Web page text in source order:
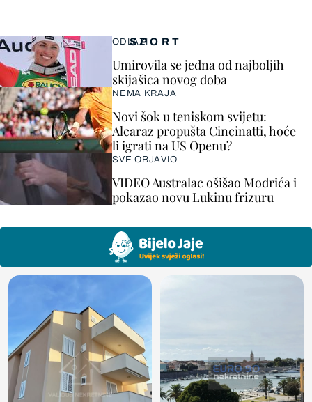
SPORT
ODLAZI
Umirovila se jedna od najboljih
skijašica novog doba
NEMA KRAJA
Novi šok u teniskom svijetu:
Alcaraz propušta Cincinatti, hoće
li igrati na US Openu?
SVE OBJAVIO
VIDEO Australac ošišao Modrića i
pokazao novu Lukinu frizuru